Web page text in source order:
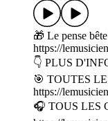
🎁 Le pense
https://
👇 PLUS
🎯 TOUTES
https://
🎧 TOUS LES